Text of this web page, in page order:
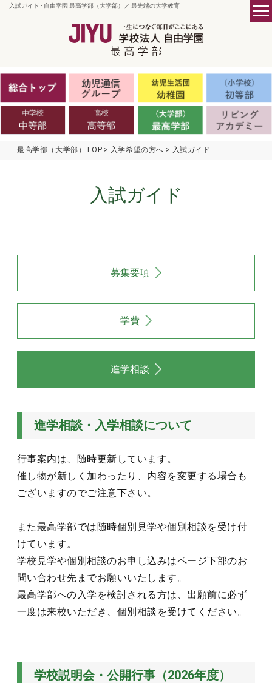
入試ガイド - 自由学園 最高学部（大学部）／ 最先端の大学教育
最高学部（大学部）TOP 入学希望の方へ 入試ガイド
入試ガイド
募集要項
学費
進学相談
進学相談・入学相談について
行事案内は、随時更新しています。
催し物が新しく加わったり、内容を変更する場合も
ございますのでご注意下さい。
また最高学部では随時個別見学や個別相談を受け付
けています。
学校見学や個別相談のお申し込みはページ下部のお
問い合わせ先までお願いいたします。
最高学部への入学を検討される方は、出願前に必ず
一度は来校いただき、個別相談を受けてください。
学校説明会・公開行事（2026年度）